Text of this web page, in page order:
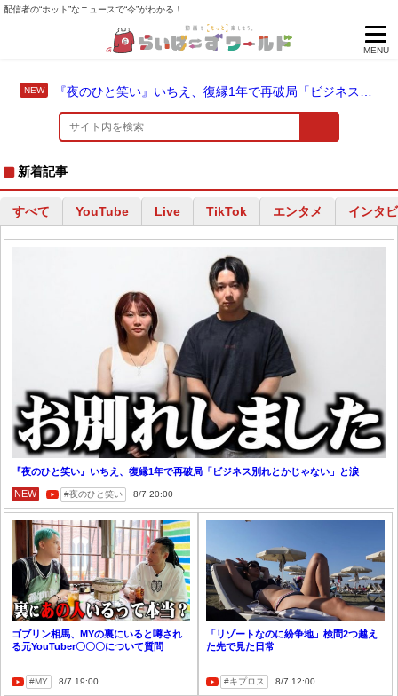
配信者の“ホット”なニュースで“今”がわかる！
MENU
新着記事
すべて YouTube Live TikTok エンタメ インタ
『夜のひと笑い』いちえ、復縁1年で再破局「ビジネス別れとかじゃない」と涙
NEW 夜のひと笑い 8/7 20:00
ゴブリン相馬、MYの裏にいると噂され
る元YouTuber〇〇〇について質問
MY 8/7 19:00
「リゾートなのに紛争地」検問2つ越え
た先で見た日常
キプロス 8/7 12:00